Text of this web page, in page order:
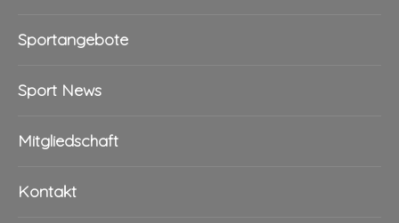
Sportangebote
Sport News
Mitgliedschaft
Kontakt